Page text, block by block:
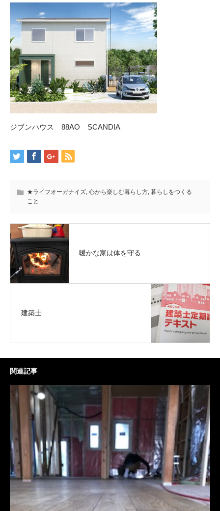
ジブンハウス 88AO SCANDIA
★ライフオーガナイズ, 心から楽しむ暮らし方, 暮らしをつくる
こと
暖かな家は体を守る
建築士
関連記事